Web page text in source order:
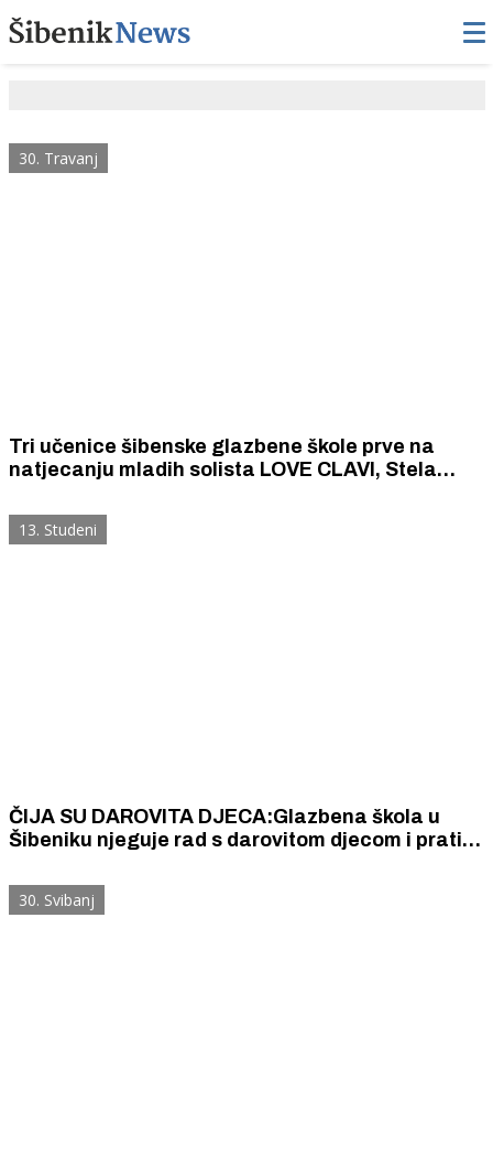
30. Travanj
Tri učenice šibenske glazbene škole prve na
natjecanju mladih solista LOVE CLAVI, Stela
Daleki akordi
13. Studeni
ČIJA SU DAROVITA DJECA:Glazbena škola u
Šibeniku njeguje rad s darovitom djecom i prati
30. Svibanj